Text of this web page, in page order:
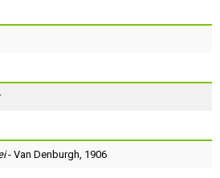
- Van Denburgh, 1906